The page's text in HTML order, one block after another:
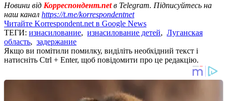
Новини від Корреспондент.netв Telegram. Підписуйтесь на
наш канал https://t.me/korrespondentnet
Читайте Korrespondent.net в Google News
ТЕГИ: изнасилование, изнасилование детей, Луганская
область, задержание
Якщо ви помітили помилку, виділіть необхідний текст і
натисніть Ctrl + Enter, щоб повідомити про це редакцію.